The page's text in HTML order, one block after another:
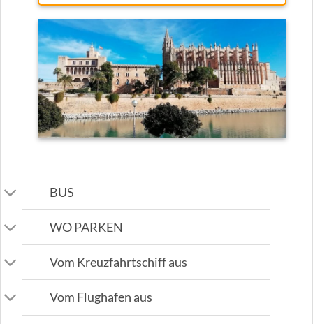
BUS
WO PARKEN
Vom Kreuzfahrtschiff aus
Vom Flughafen aus